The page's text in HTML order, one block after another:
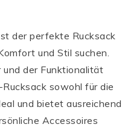
der perfekte Rucksack
und Stil suchen.
und der Funktionalität
sowohl für die
und bietet ausreichend
Accessoires